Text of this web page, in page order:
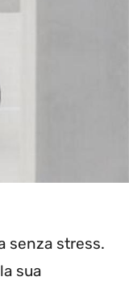
senza stress.
sua